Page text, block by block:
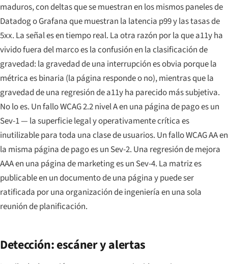
maduros, con deltas que se muestran en los mismos paneles de
Datadog o Grafana que muestran la latencia p99 y las tasas de
5xx. La señal es en tiempo real. La otra razón por la que a11y ha
vivido fuera del marco es la confusión en la clasificación de
gravedad: la gravedad de una interrupción es obvia porque la
métrica es binaria (la página responde o no), mientras que la
gravedad de una regresión de a11y ha parecido más subjetiva.
No lo es. Un fallo WCAG 2.2 nivel A en una página de pago es un
Sev-1 — la superficie legal y operativamente crítica es
inutilizable para toda una clase de usuarios. Un fallo WCAG AA en
la misma página de pago es un Sev-2. Una regresión de mejora
AAA en una página de marketing es un Sev-4. La matriz es
publicable en un documento de una página y puede ser
ratificada por una organización de ingeniería en una sola
reunión de planificación.
Detección: escáner y alertas